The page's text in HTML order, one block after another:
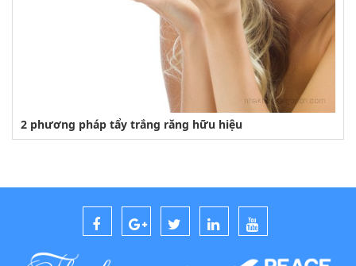
2 phương pháp tẩy trắng răng hữu hiệu